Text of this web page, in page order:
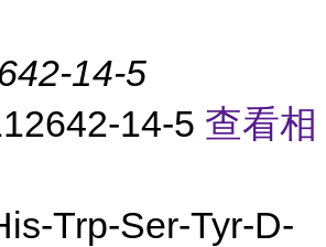
14-5
14-5 查看相
Trp-Ser-Tyr-D-